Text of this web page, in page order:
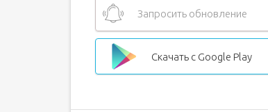
Запросить обновление
Скачать с Google Play